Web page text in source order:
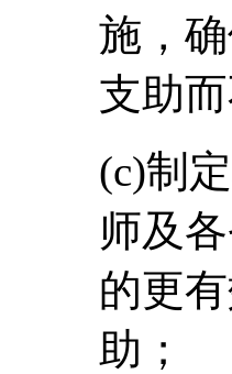
施，
支助
(c)制
师及
的更
助；